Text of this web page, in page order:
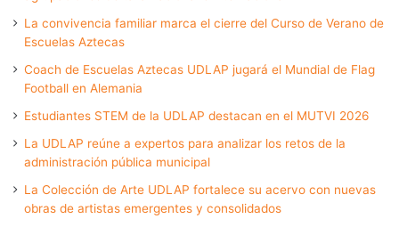
La convivencia familiar marca el cierre del Curso de Verano de
Escuelas Aztecas
Coach de Escuelas Aztecas UDLAP jugará el Mundial de Flag
Football en Alemania
Estudiantes STEM de la UDLAP destacan en el MUTVI 2026
La UDLAP reúne a expertos para analizar los retos de la
administración pública municipal
La Colección de Arte UDLAP fortalece su acervo con nuevas
obras de artistas emergentes y consolidados